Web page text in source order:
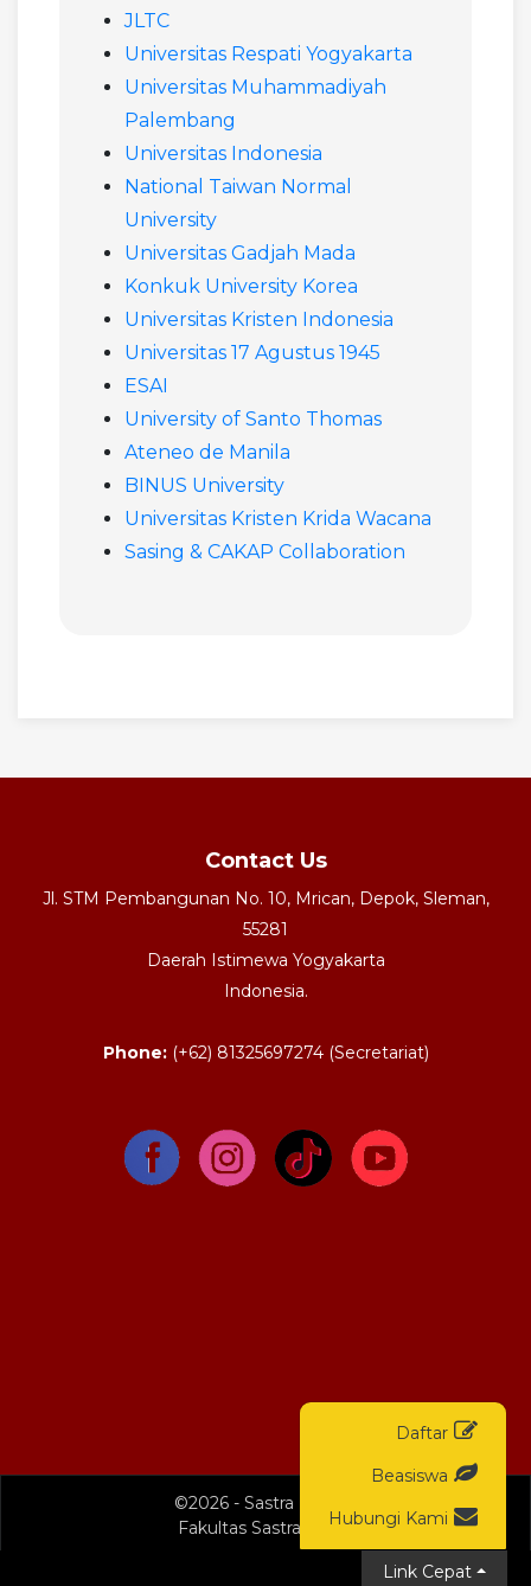
JLTC
Universitas Respati Yogyakarta
Universitas Muhammadiyah
Palembang
Universitas Indonesia
National Taiwan Normal
University
Universitas Gadjah Mada
Konkuk University Korea
Universitas Kristen Indonesia
Universitas 17 Agustus 1945
ESAI
University of Santo Thomas
Ateneo de Manila
BINUS University
Universitas Kristen Krida Wacana
Sasing & CAKAP Collaboration
Contact Us
Jl. STM Pembangunan No. 10, Mrican, Depok, Sleman,
55281
Daerah Istimewa Yogyakarta
Indonesia.
Phone:(+62) 81325697274 (Secretariat)
©2026 - Sastra Inggris
Fakultas Sastra - USD
Link Cepat
Daftar
Beasiswa
Hubungi Kami